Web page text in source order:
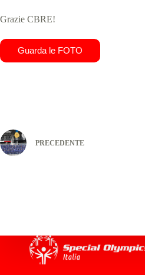
Grazie CBRE!
Guarda le FOTO
PRECEDENTE